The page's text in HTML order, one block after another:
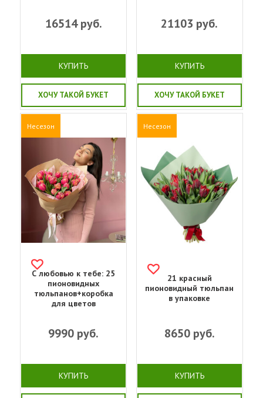
16514руб.
КУПИТЬ
ХОЧУ ТАКОЙ БУКЕТ
21103 руб.
КУПИТЬ
ХОЧУ ТАКОЙ БУКЕТ
Несезон
С любовью к тебе: 25
пионовидных
тюльпанов+коробка
для цветов
9990 руб.
КУПИТЬ
Несезон
21 красный
пионовидный тюльпан
в упаковке
8650руб.
КУПИТЬ